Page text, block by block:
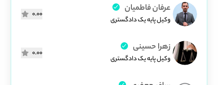
عرفان فاطمیان
وکیل پایه یک دادگستری
0.00
زهرا حسینی
وکیل پایه یک دادگستری
0.00